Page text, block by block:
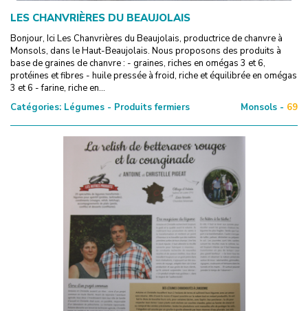
LES CHANVRIÈRES DU BEAUJOLAIS
Bonjour, Ici Les Chanvrières du Beaujolais, productrice de chanvre à
Monsols, dans le Haut-Beaujolais. Nous proposons des produits à
base de graines de chanvre : - graines, riches en omégas 3 et 6,
protéines et fibres - huile pressée à froid, riche et équilibrée en omégas
3 et 6 - farine, riche en...
Catégories: Légumes - Produits fermiers Monsols - 69